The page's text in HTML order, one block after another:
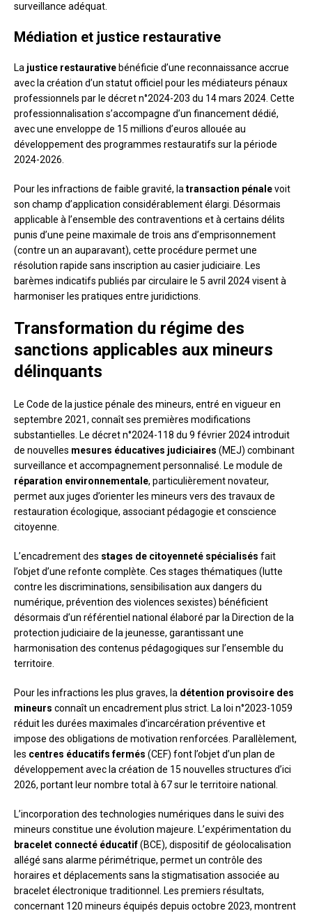
surveillance adéquat.
Médiation et justice restaurative
La justice restaurative bénéficie d’une reconnaissance accrue
avec la création d’un statut officiel pour les médiateurs pénaux
professionnels par le décret n°2024-203 du 14 mars 2024. Cette
professionnalisation s’accompagne d’un financement dédié,
avec une enveloppe de 15 millions d’euros allouée au
développement des programmes restauratifs sur la période
2024-2026.
Pour les infractions de faible gravité, latransaction pénalevoit
son champ d’application considérablement élargi. Désormais
applicable à l’ensemble des contraventions et à certains délits
punis d’une peine maximale de trois ans d’emprisonnement
(contre un an auparavant), cette procédure permet une
résolution rapide sans inscription au casier judiciaire. Les
barèmes indicatifs publiés par circulaire le 5 avril 2024 visent à
harmoniser les pratiques entre juridictions.
Transformation du régime des
sanctions applicables aux mineurs
délinquants
Le Code de la justice pénale des mineurs, entré en vigueur en
septembre 2021, connaît ses premières modifications
substantielles. Le décret n°2024-118 du 9 février 2024 introduit
de nouvelles mesures éducatives judiciaires (MEJ) combinant
surveillance et accompagnement personnalisé. Le module de
réparation environnementale, particulièrement novateur,
permet aux juges d’orienter les mineurs vers des travaux de
restauration écologique, associant pédagogie et conscience
citoyenne.
L’encadrement des stages de citoyenneté spécialisés fait
l’objet d’une refonte complète. Ces stages thématiques (lutte
contre les discriminations, sensibilisation aux dangers du
numérique, prévention des violences sexistes) bénéficient
désormais d’un référentiel national élaboré par la Direction de la
protection judiciaire de la jeunesse, garantissant une
harmonisation des contenus pédagogiques sur l’ensemble du
territoire.
Pour les infractions les plus graves, la détention provisoire des
mineurs connaît un encadrement plus strict. La loi n°2023-1059
réduit les durées maximales d’incarcération préventive et
impose des obligations de motivation renforcées. Parallèlement,
les centres éducatifs fermés (CEF) font l’objet d’un plan de
développement avec la création de 15 nouvelles structures d’ici
2026, portant leur nombre total à 67 sur le territoire national.
L’incorporation des technologies numériques dans le suivi des
mineurs constitue une évolution majeure. L’expérimentation du
bracelet connecté éducatif(BCE), dispositif de géolocalisation
allégé sans alarme périmétrique, permet un contrôle des
horaires et déplacements sans la stigmatisation associée au
bracelet électronique traditionnel. Les premiers résultats,
concernant 120 mineurs équipés depuis octobre 2023, montrent